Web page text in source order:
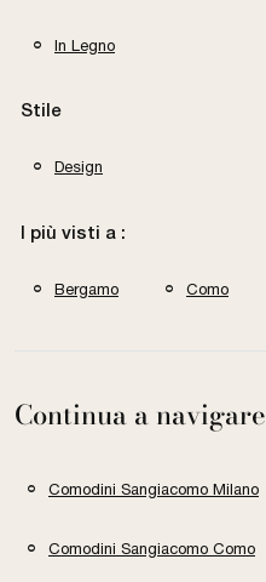
In Legno
Stile
Design
I più visti a :
Bergamo Como
Continua a navigare
Comodini Sangiacomo Milano
Comodini Sangiacomo Como